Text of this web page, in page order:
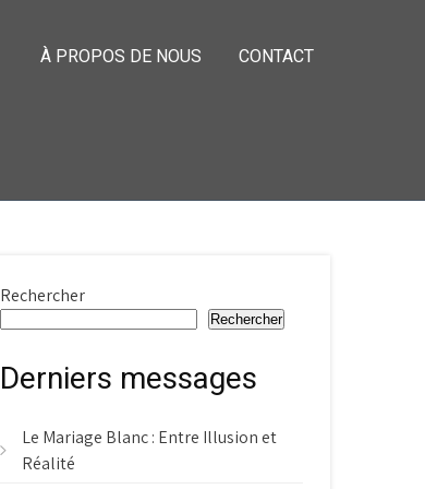
À PROPOS DE NOUS CONTACT
Rechercher
Rechercher
Derniers messages
Le Mariage Blanc : Entre Illusion et
Réalité